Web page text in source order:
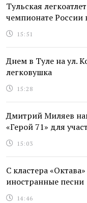
Тульская
чемпионате России
15:51
Днем в Туле на ул.
легковушка
15:28
Дмитрий Миляев
«Герой 71» для
15:03
С кластера
иностранные песни
14:46